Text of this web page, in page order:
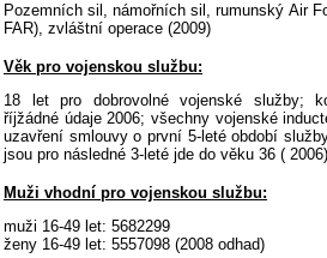
Pozemních sil, námořních sil, rumunský Air
FAR), zvláštní operace (2009)
Věk pro vojenskou službu:
18 let pro dobrovolné vojenské služby;
říjžádné údaje 2006; všechny vojenské
uzavření smlouvy o první 5-leté období
jsou pro následné 3-leté jde do věku 36 ( 2006)
Muži vhodní pro vojenskou službu:
muži 16-49 let: 5682299
ženy 16-49 let: 5557098 (2008 odhad)